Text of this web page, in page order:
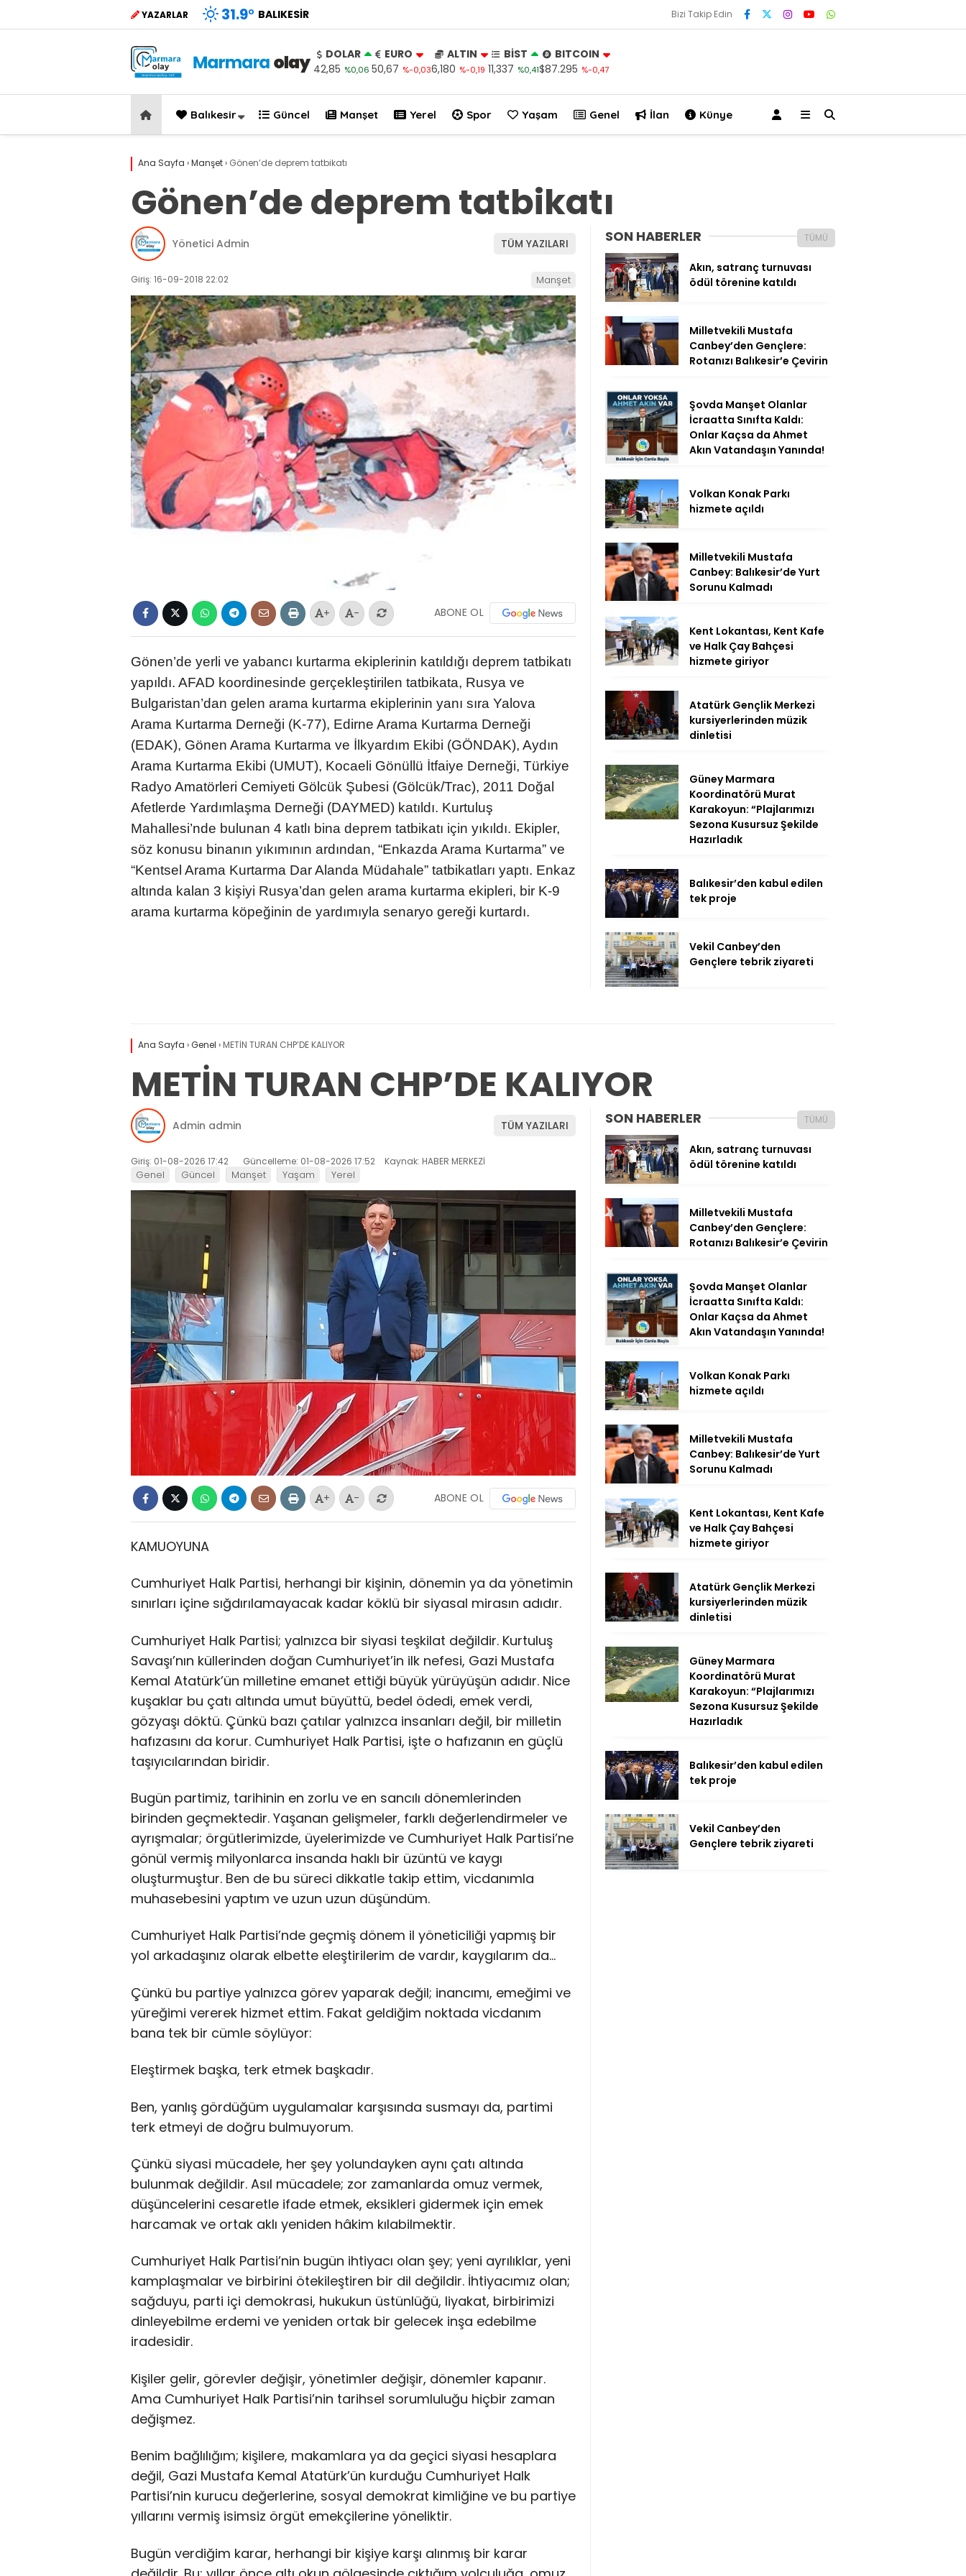
YAZARLAR 31.9° BALIKESIR Bizi Takip Edin
DOLAR
42,85 %0,06
EURO
50,67 %-0,03
ALTIN
6,180 %-0,19
BİST
11,337 %0,41
BITCOIN
$87.295 %-0,47
Balıkesir Güncel Manşet Yerel Spor Yaşam Genel İlan Künye
Ana Sayfa ›Manşet› Gönen’de deprem tatbikatı
Gönen’de deprem tatbikatı
Yönetici Admin TÜM YAZILARI
Giriş: 16-09-2018 22:02 Manşet
+ - ABONE OL
Gönen’de yerli ve yabancı kurtarma ekiplerinin katıldığı deprem tatbikatı
yapıldı. AFAD koordinesinde gerçekleştirilen tatbikata, Rusya ve
Bulgaristan’dan gelen arama kurtarma ekiplerinin yanı sıra Yalova
Arama Kurtarma Derneği (K-77), Edirne Arama Kurtarma Derneği
(EDAK), Gönen Arama Kurtarma ve İlkyardım Ekibi (GÖNDAK), Aydın
Arama Kurtarma Ekibi (UMUT), Kocaeli Gönüllü İtfaiye Derneği, Türkiye
Radyo Amatörleri Cemiyeti Gölcük Şubesi (Gölcük/Trac), 2011 Doğal
Afetlerde Yardımlaşma Derneği (DAYMED) katıldı. Kurtuluş
Mahallesi’nde bulunan 4 katlı bina deprem tatbikatı için yıkıldı. Ekipler,
söz konusu binanın yıkımının ardından, “Enkazda Arama Kurtarma” ve
“Kentsel Arama Kurtarma Dar Alanda Müdahale” tatbikatları yaptı. Enkaz
altında kalan 3 kişiyi Rusya’dan gelen arama kurtarma ekipleri, bir K-9
arama kurtarma köpeğinin de yardımıyla senaryo gereği kurtardı.
SON HABERLER TÜMÜ
Akın, satranç turnuvası
ödül törenine katıldı
Milletvekili Mustafa
Canbey’den Gençlere:
Rotanızı Balıkesir’e Çevirin
Şovda Manşet Olanlar
İcraatta Sınıfta Kaldı:
Onlar Kaçsa da Ahmet
Akın Vatandaşın Yanında!
Volkan Konak Parkı
hizmete açıldı
Milletvekili Mustafa
Canbey: Balıkesir’de Yurt
Sorunu Kalmadı
Kent Lokantası, Kent Kafe
ve Halk Çay Bahçesi
hizmete giriyor
Atatürk Gençlik Merkezi
kursiyerlerinden müzik
dinletisi
Güney Marmara
Koordinatörü Murat
Karakoyun: “Plajlarımızı
Sezona Kusursuz Şekilde
Hazırladık
Balıkesir’den kabul edilen
tek proje
Vekil Canbey’den
Gençlere tebrik ziyareti
Ana Sayfa ›Genel › METİN TURAN CHP’DE KALIYOR
METİN TURAN CHP’DE KALIYOR
Admin admin TÜM YAZILARI
Giriş: 01-08-2026 17:42 Güncelleme: 01-08-2026 17:52 Kaynak: HABER MERKEZİ
Genel Güncel Manşet Yaşam Yerel
+ - ABONE OL
KAMUOYUNA
Cumhuriyet Halk Partisi, herhangi bir kişinin, dönemin ya da yönetimin
sınırları içine sığdırılamayacak kadar köklü bir siyasal mirasın adıdır.
Cumhuriyet Halk Partisi; yalnızca bir siyasi teşkilat değildir. Kurtuluş
Savaşı’nın küllerinden doğan Cumhuriyet’in ilk nefesi, Gazi Mustafa
Kemal Atatürk’ün milletine emanet ettiği büyük yürüyüşün adıdır. Nice
kuşaklar bu çatı altında umut büyüttü, bedel ödedi, emek verdi,
gözyaşı döktü. Çünkü bazı çatılar yalnızca insanları değil, bir milletin
hafızasını da korur. Cumhuriyet Halk Partisi, işte o hafızanın en güçlü
taşıyıcılarından biridir.
Bugün partimiz, tarihinin en zorlu ve en sancılı dönemlerinden
birinden geçmektedir. Yaşanan gelişmeler, farklı değerlendirmeler ve
ayrışmalar; örgütlerimizde, üyelerimizde ve Cumhuriyet Halk Partisi’ne
gönül vermiş milyonlarca insanda haklı bir üzüntü ve kaygı
oluşturmuştur. Ben de bu süreci dikkatle takip ettim, vicdanımla
muhasebesini yaptım ve uzun uzun düşündüm.
Cumhuriyet Halk Partisi’nde geçmiş dönem il yöneticiliği yapmış bir
yol arkadaşınız olarak elbette eleştirilerim de vardır, kaygılarım da…
Çünkü bu partiye yalnızca görev yaparak değil; inancımı, emeğimi ve
yüreğimi vererek hizmet ettim. Fakat geldiğim noktada vicdanım
bana tek bir cümle söylüyor:
Eleştirmek başka, terk etmek başkadır.
Ben, yanlış gördüğüm uygulamalar karşısında susmayı da, partimi
terk etmeyi de doğru bulmuyorum.
Çünkü siyasi mücadele, her şey yolundayken aynı çatı altında
bulunmak değildir. Asıl mücadele; zor zamanlarda omuz vermek,
düşüncelerini cesaretle ifade etmek, eksikleri gidermek için emek
harcamak ve ortak aklı yeniden hâkim kılabilmektir.
Cumhuriyet Halk Partisi’nin bugün ihtiyacı olan şey; yeni ayrılıklar, yeni
kamplaşmalar ve birbirini ötekileştiren bir dil değildir. İhtiyacımız olan;
sağduyu, parti içi demokrasi, hukukun üstünlüğü, liyakat, birbirimizi
dinleyebilme erdemi ve yeniden ortak bir gelecek inşa edebilme
iradesidir.
Kişiler gelir, görevler değişir, yönetimler değişir, dönemler kapanır.
Ama Cumhuriyet Halk Partisi’nin tarihsel sorumluluğu hiçbir zaman
değişmez.
Benim bağlılığım; kişilere, makamlara ya da geçici siyasi hesaplara
değil, Gazi Mustafa Kemal Atatürk’ün kurduğu Cumhuriyet Halk
Partisi’nin kurucu değerlerine, sosyal demokrat kimliğine ve bu partiye
yıllarını vermiş isimsiz örgüt emekçilerine yöneliktir.
Bugün verdiğim karar, herhangi bir kişiye karşı alınmış bir karar
SON HABERLER TÜMÜ
Akın, satranç turnuvası
ödül törenine katıldı
Milletvekili Mustafa
Canbey’den Gençlere:
Rotanızı Balıkesir’e Çevirin
Şovda Manşet Olanlar
İcraatta Sınıfta Kaldı:
Onlar Kaçsa da Ahmet
Akın Vatandaşın Yanında!
Volkan Konak Parkı
hizmete açıldı
Milletvekili Mustafa
Canbey: Balıkesir’de Yurt
Sorunu Kalmadı
Kent Lokantası, Kent Kafe
ve Halk Çay Bahçesi
hizmete giriyor
Atatürk Gençlik Merkezi
kursiyerlerinden müzik
dinletisi
Güney Marmara
Koordinatörü Murat
Karakoyun: “Plajlarımızı
Sezona Kusursuz Şekilde
Hazırladık
Balıkesir’den kabul edilen
tek proje
Vekil Canbey’den
Gençlere tebrik ziyareti